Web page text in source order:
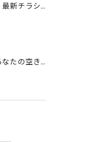
はうすこむ 最新チラシはこちら 《城北新町》初広告！
《相生市》あなたの空き家大丈夫ですか？